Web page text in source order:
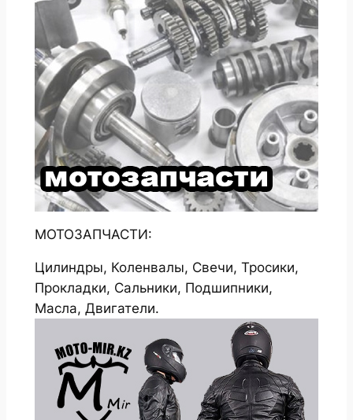
МОТОЗАПЧАСТИ:
Цилиндры, Коленвалы, Свечи, Тросики,
Прокладки, Сальники, Подшипники,
Масла, Двигатели.